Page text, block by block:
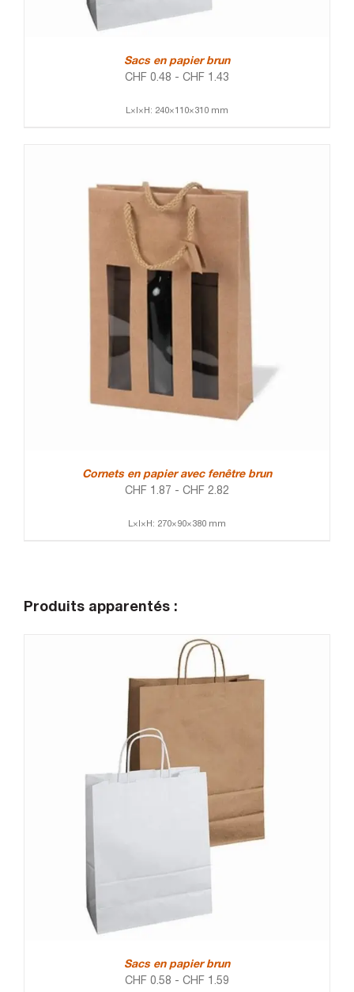
Sacs en papier brun
CHF 0.48 - CHF 1.43
L×l×H: 240×110×310 mm
Cornets en papier avec fenêtre brun
CHF 1.87 - CHF 2.82
L×l×H: 270×90×380 mm
Produits apparentés :
Sacs en papier brun
CHF 0.58 - CHF 1.59